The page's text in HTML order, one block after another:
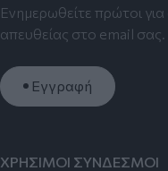
Ενημερωθείτε πρώτοι
απευθείας στο email σας.
Εγγραφή
ΧΡΗΣΙΜΟΙ ΣΥΝΔΕΣΜΟΙ